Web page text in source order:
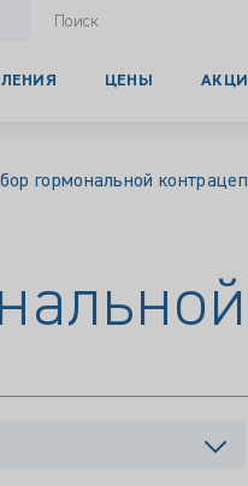
ЦЕНЫ
гормональной